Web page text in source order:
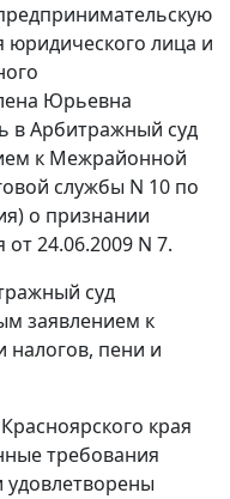
юридического лица и
Юрьевна
в Арбитражный суд
к Межрайонной
службы N 10 по
о признании
24.06.2009 N 7.
суд
заявлением к
налогов, пени и
края
требования